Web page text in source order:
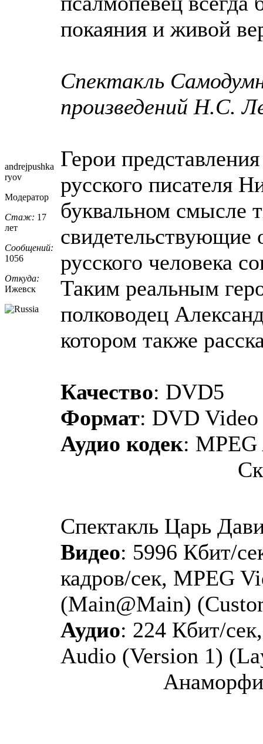
andrejpushka
ryov
Модератор
Стаж: 17
лет
Сообщений:
1056
Откуда:
Ижевск
покаяния и живой
Спектакль
произведений Н.С.
Герои
русского писателя
буквальном смысле
свидетельствующие
русского человека
Таким реальным
полководец
котором также
Качество: DVD5
Формат: DVD Video
Аудио кодек:
Спектакль Царь
Видео: 5996 Кбит/
кадров/сек, MPEG
(Main@Main)
Аудио: 224 Кбит/
Audio (Version 1)